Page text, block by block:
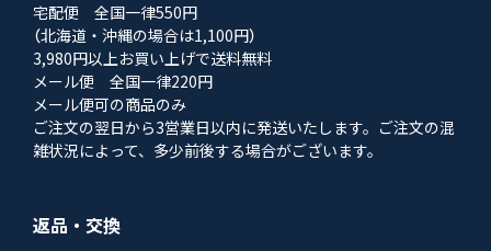
宅配便 全国一律550円
（北海道・沖縄の場合は1,100円）
3,980円以上お買い上げで送料無料
メール便 全国一律220円
メール便可の商品のみ
ご注文の翌日から3営業日以内に発送いたします。ご注文の混
雑状況によって、多少前後する場合がございます。
返品・交換